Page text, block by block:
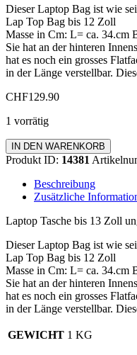
Dieser Laptop Bag ist wie
Lap Top Bag bis 12 Zoll
Masse in Cm: L= ca. 34.cm
Sie hat an der hinteren
hat es noch ein grosses
in der Länge verstellbar.
CHF129.90
1 vorrätig
Lap
Top
Zoll
Menge
IN DEN WARENKORB
Produkt ID: 14381
Beschreibung
Zusätzliche
Laptop Tasche bis 13 Zoll
Dieser Laptop Bag ist wie
Lap Top Bag bis 12 Zoll
Masse in Cm: L= ca. 34.cm
Sie hat an der hinteren
hat es noch ein grosses
in der Länge verstellbar.
GEWICHT 1 KG